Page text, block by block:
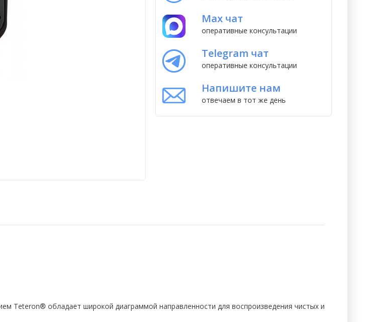
Max чат
оперативные консультации
Telegram чат
оперативные консультации
Напишите нам
отвечаем в тот же день
Teteron® обладает широкой диаграммой направленности для воспроизведения чистых и